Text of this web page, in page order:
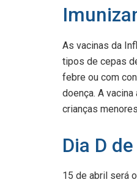
As vacinas da
tipos de cepas
febre ou com
doença. A
crianças
Dia D
15 de abril será